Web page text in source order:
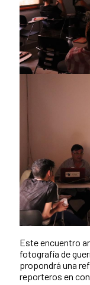
Este encuentro
fotografía de
propondrá una
reporteros en